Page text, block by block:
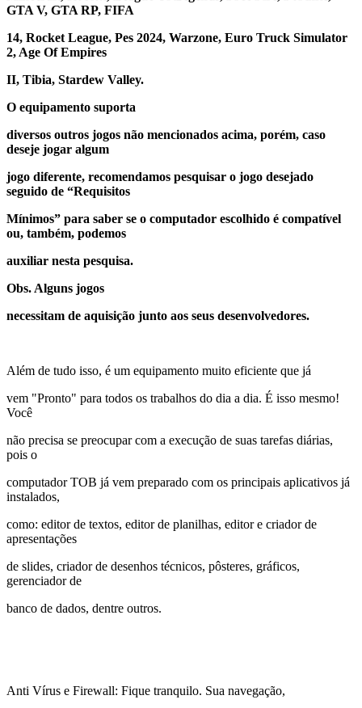
GTA V, GTA RP, FIFA
14, Rocket League, Pes 2024, Warzone, Euro Truck Simulator
2, Age Of Empires
II, Tibia, Stardew Valley.
O equipamento suporta
diversos outros jogos não mencionados acima, porém, caso
deseje jogar algum
jogo diferente, recomendamos pesquisar o jogo desejado
seguido de “Requisitos
Mínimos” para saber se o computador escolhido é compatível
ou, também, podemos
auxiliar nesta pesquisa.
Obs. Alguns jogos
necessitam de aquisição junto aos seus desenvolvedores.
Além de tudo isso, é um equipamento muito eficiente que já
vem "Pronto" para todos os trabalhos do dia a dia. É isso mesmo!
Você
não precisa se preocupar com a execução de suas tarefas diárias,
pois o
computador TOB já vem preparado com os principais aplicativos já
instalados,
como: editor de textos, editor de planilhas, editor e criador de
apresentações
de slides, criador de desenhos técnicos, pôsteres, gráficos,
gerenciador de
banco de dados, dentre outros.
Anti Vírus e Firewall: Fique tranquilo. Sua navegação,